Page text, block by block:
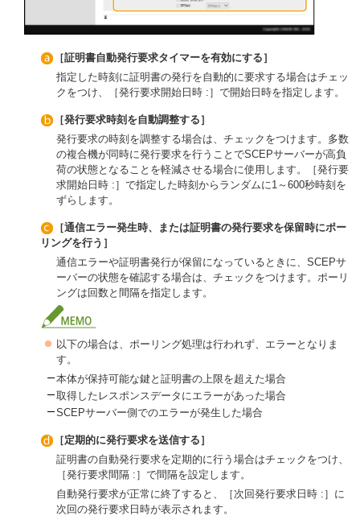
［証明書自動発行要求タイマーを有効にする］
指定した時刻に証明書の発行を自動的に要求する場合はチェッ
クをつけ、［発行要求開始日時 :］で開始日時を指定します。
［発行要求時刻を自動調整する］
発行要求の時刻を調整する場合は、チェックをつけます。多数
の複合機が同時に発行要求を行うことでSCEPサーバーが高負
荷の状態となることを軽減させる場合に使用します。［発行要
求開始日時 :］で指定した時刻からランダムに1～600秒時刻を
ずらします。
［通信エラー発生時、または証明書の発行要求を保留時にポー
リングを行う］
通信エラーや証明書発行が保留になっているときに、SCEPサ
ーバーの状態を確認する場合は、チェックをつけます。ポーリ
ングは回数と間隔を指定します。
以下の場合は、ポーリング処理は行われず、エラーとなりま
す。
本体が保持可能な鍵と証明書の上限を超えた場合
取得したレスポンスデータにエラーがあった場合
SCEPサーバー側でのエラーが発生した場合
［定期的に発行要求を送信する］
証明書の自動発行要求を定期的に行う場合はチェックをつけ、
［発行要求間隔 :］で間隔を設定します。
自動発行要求が正常に終了すると、［次回発行要求日時 :］に
次回の発行要求日時が表示されます。